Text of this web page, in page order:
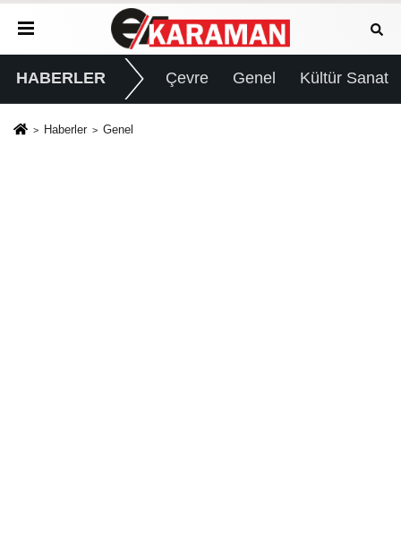
HABERLER Çevre Genel Kültür Sanat
Haberler Genel